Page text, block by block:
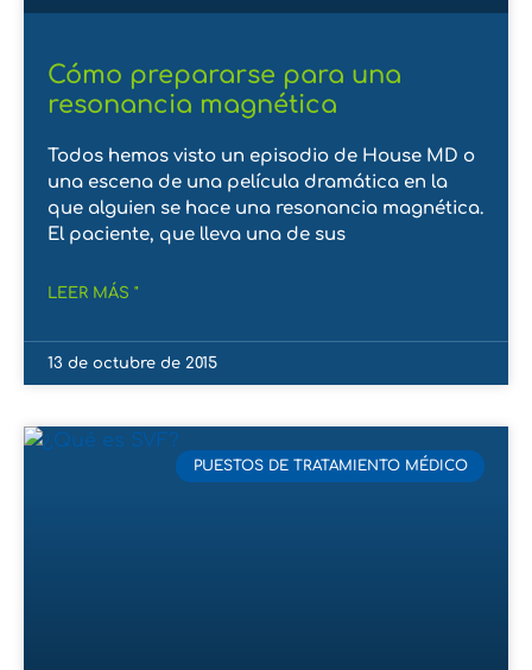
Cómo prepararse para una
resonancia magnética
Todos hemos visto un episodio de House MD o
una escena de una película dramática en la
que alguien se hace una resonancia magnética.
El paciente, que lleva una de sus
LEER MÁS "
13 de octubre de 2015
PUESTOS DE TRATAMIENTO MÉDICO